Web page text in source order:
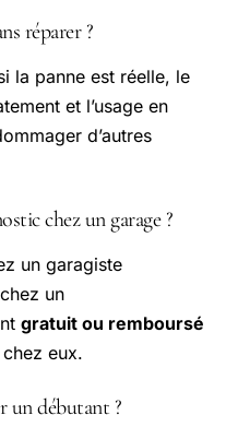
réparer ?
la panne est réelle, le
et l’usage en
d’autres
chez un garage ?
un garagiste
chez un
gratuit ou remboursé
eux.
un débutant ?